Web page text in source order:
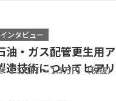
インタビュー
油・ガス配管更生用
造技術についてヒア
1.5万円 〜 1.5万円 （税抜）